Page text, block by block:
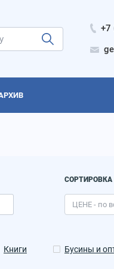
+7
СОРТИРОВКА
Книги Бусины и